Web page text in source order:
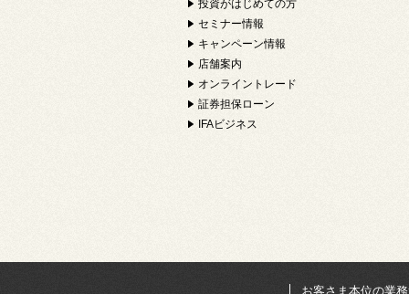
投資がはじめての方
セミナー情報
キャンペーン情報
店舗案内
オンライントレード
証券担保ローン
IFAビジネス
お客さま本位の業